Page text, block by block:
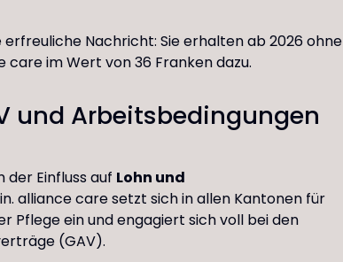
Nachricht: Sie erhalten ab 2026 ohne
im Wert von 36 Franken dazu.
und Arbeitsbedingungen
Einfluss auf Lohn und
alliance care setzt sich in allen Kantonen für
Pflege ein und engagiert sich voll bei den
(GAV).